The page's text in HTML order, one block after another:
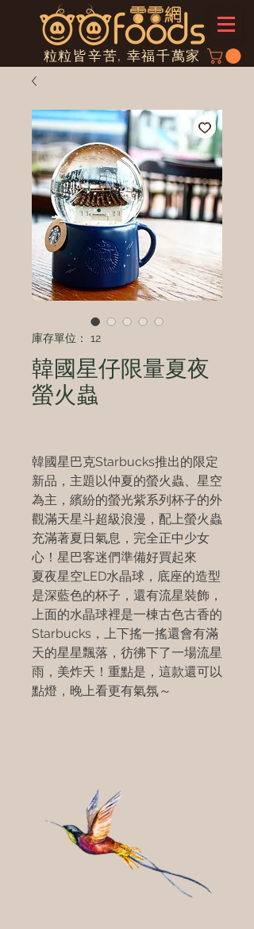
粒粒皆辛苦, 幸福千萬家
庫存單位： 12
韓國星仔限量夏夜
螢火蟲
韓國星巴克Starbucks推出的限定
新品，主題以仲夏的螢火蟲、星空
為主，繽紛的螢光紫系列杯子的外
觀滿天星斗超級浪漫，配上螢火蟲
充滿著夏日氣息，完全正中少女
心！星巴客迷們準備好買起來
夏夜星空LED水晶球，底座的造型
是深藍色的杯子，還有流星裝飾，
上面的水晶球裡是一棟古色古香的
Starbucks，上下搖一搖還會有滿
天的星星飄落，彷彿下了一場流星
雨，美炸天！重點是，這款還可以
點燈，晚上看更有氣氛～